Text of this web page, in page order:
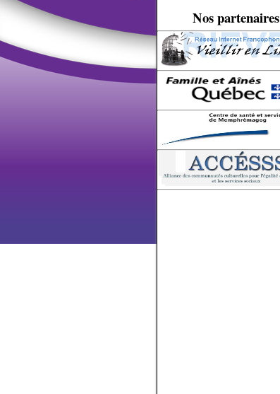
Nos partenaires